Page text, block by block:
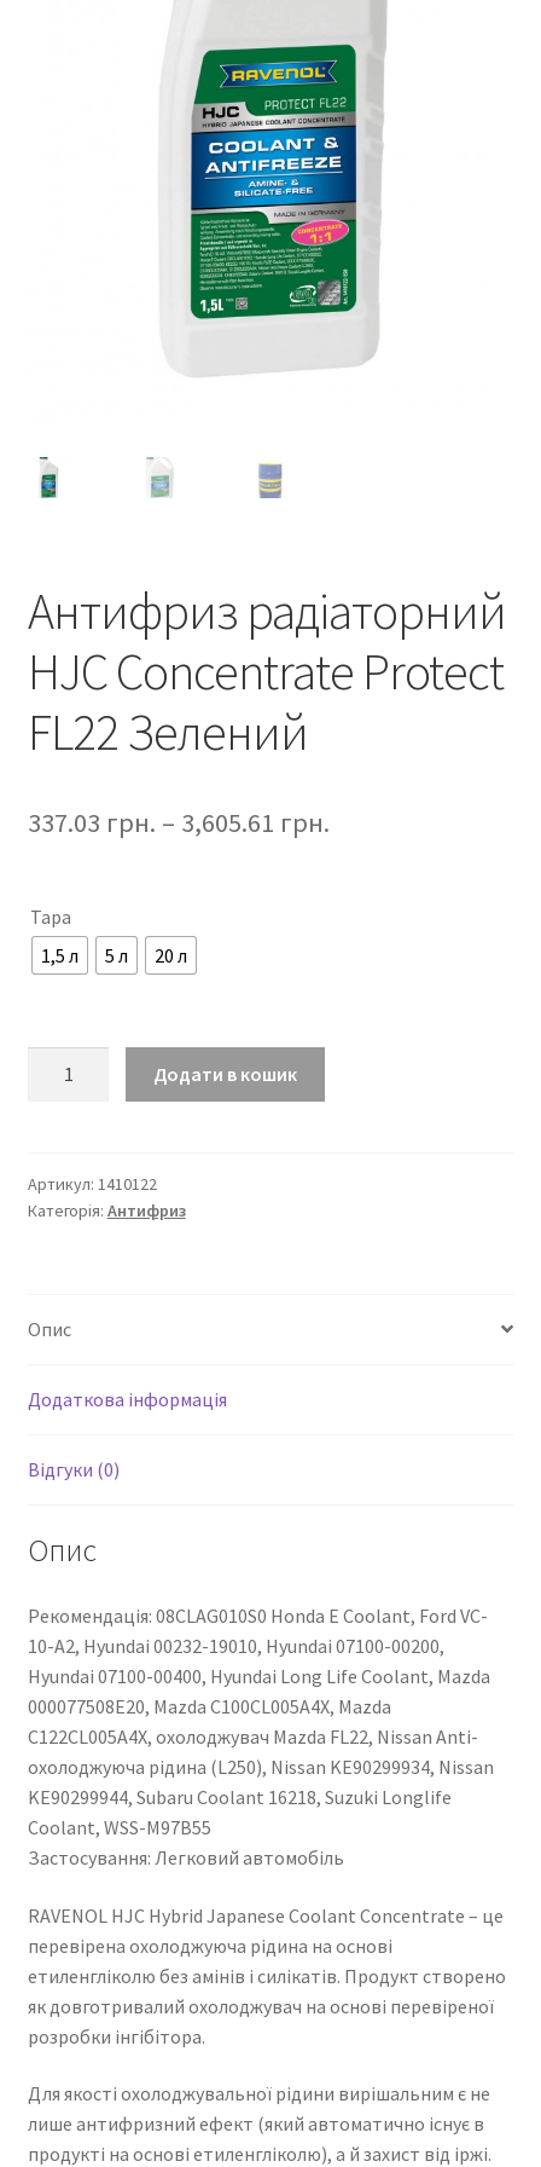
Антифриз радіаторний
HJC Concentrate Protect
FL22 Зелений
337.03 грн. – 3,605.61 грн.
Тара
1,5 л
5 л 20 л
Protect
FL22
Додати в кошик
Артикул: 1410122
Категорія: Антифриз
Опис
Додаткова інформація
Відгуки (0)
Опис
Рекомендація: 08CLAG010S0 Honda E Coolant, Ford VC-
10-A2, Hyundai 00232-19010, Hyundai 07100-00200,
Hyundai 07100-00400, Hyundai Long Life Coolant, Mazda
000077508E20, Mazda C100CL005A4X, Mazda
C122CL005A4X, охолоджувач Mazda FL22, Nissan Anti-
охолоджуюча рідина (L250), Nissan KE90299934, Nissan
KE90299944, Subaru Coolant 16218, Suzuki Longlife
Coolant, WSS-M97B55
Застосування: Легковий автомобіль
RAVENOL HJC Hybrid Japanese Coolant Concentrate – це
перевірена охолоджуюча рідина на основі
етиленгліколю без амінів і силікатів. Продукт створено
як довготривалий охолоджувач на основі перевіреної
розробки інгібітора.
Для якості охолоджувальної рідини вирішальним є не
лише антифризний ефект (який автоматично існує в
продукті на основі етиленгліколю), а й захист від іржі.